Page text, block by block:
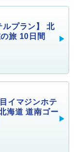
ルプラン】 北
旅 10日間
イマジンホテ
海道 道南ゴー